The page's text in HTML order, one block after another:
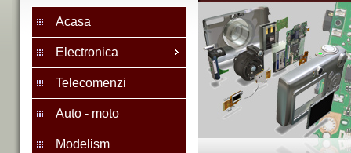
Acasa
Electronica
Telecomenzi
Auto - moto
Modelism